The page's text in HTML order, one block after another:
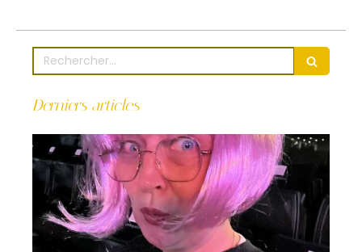
Rechercher
Derniers articles